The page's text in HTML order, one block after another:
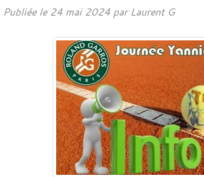
Publiée le 24 mai 2024 par Laurent G